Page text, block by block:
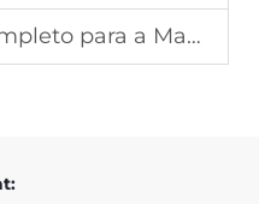
Mesas de Retificação com Carboneto de Cromo